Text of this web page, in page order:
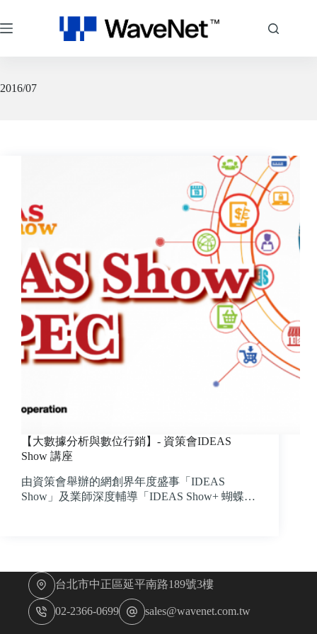
至
主
2016/07
【大數據分析與數位行銷】- 資策會IDEAS
Show 講座
由資策會舉辦的網創界年度盛事「IDEAS
Show」及業師深度輔導「IDEAS Show+ 蝴蝶…
台北市中正區延平南路189號3樓
02-2366-0699 sales@wavenet.com.tw